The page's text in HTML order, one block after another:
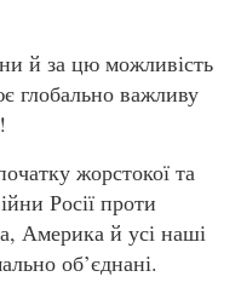
й за цю можливість
глобально важливу
жорстокої та
Росії проти
Америка й усі наші
об’єднані.